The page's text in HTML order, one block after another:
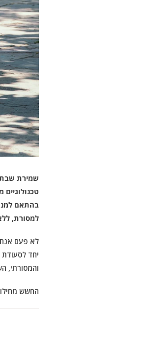
שמירת שבת
בהתאם
למסורת,
לא פעם
יחד
והמסורתי,
החשש מחילול שבת